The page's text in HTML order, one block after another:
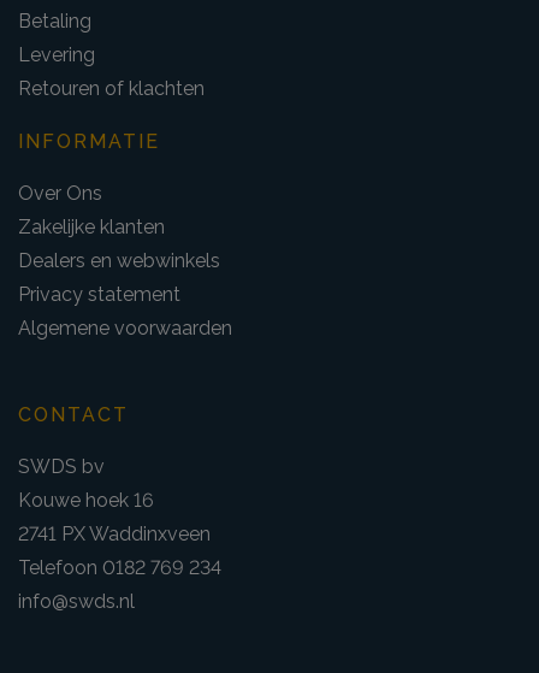
Betaling
Levering
Retouren of klachten
INFORMATIE
Over Ons
Zakelijke klanten
Dealers en webwinkels
Privacy statement
Algemene voorwaarden
CONTACT
SWDS bv
Kouwe hoek 16
2741 PX Waddinxveen
Telefoon 0182 769 234
info@swds.nl